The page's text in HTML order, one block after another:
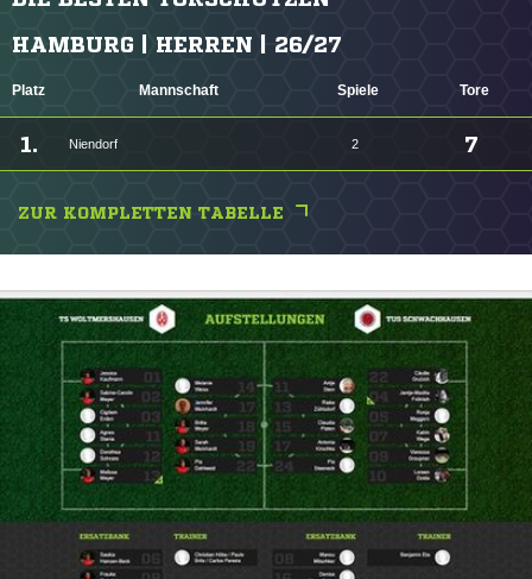
HAMBURG | HERREN | 26/27
Platz Mannschaft Spiele Tore
1. Niendorf 2 7
ZUR KOMPLETTEN TABELLE